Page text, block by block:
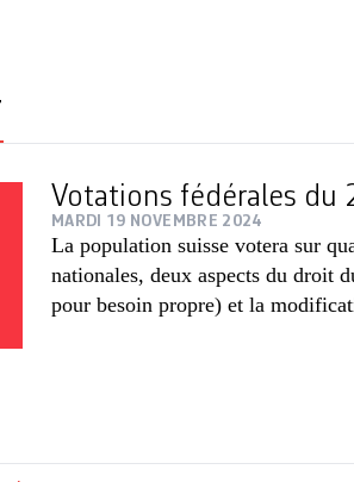
Votations fédérales du
MARDI 19 NOVEMBRE 2024
La population suisse votera sur
nationales, deux aspects du droit
pour besoin propre) et la